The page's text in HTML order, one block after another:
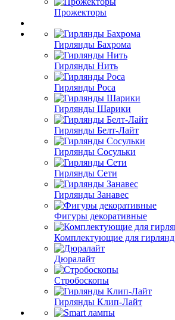
Прожекторы
Гирлянды Бахрома
Гирлянды Нить
Гирлянды Роса
Гирлянды Шарики
Гирлянды Белт-Лайт
Гирлянды Сосульки
Гирлянды Сети
Гирлянды Занавес
Фигуры декоративные
Комплектующие для гирлянд
Дюралайт
Стробоскопы
Гирлянды Клип-Лайт